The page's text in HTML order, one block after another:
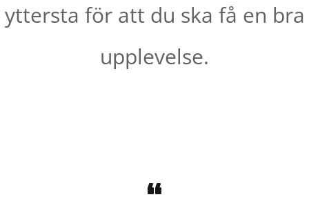
yttersta för att du ska få en bra
upplevelse.